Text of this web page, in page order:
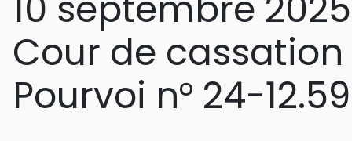
Cour de cassation
Pourvoi n° 24-